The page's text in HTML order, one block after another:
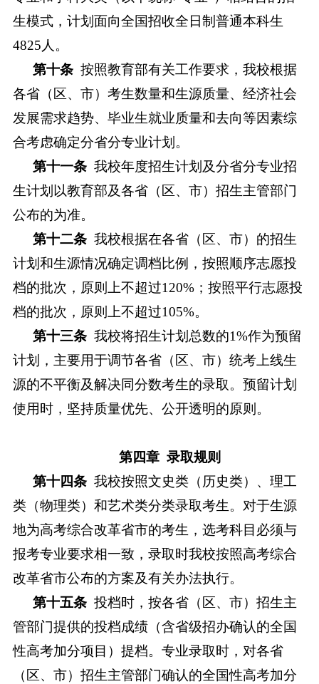
生模式，计划面向全国招收全日制普通本科生
4825人。
第十条 按照教育部有关工作要求，我校根据
各省（区、市）考生数量和生源质量、经济社会
发展需求趋势、毕业生就业质量和去向等因素综
合考虑确定分省分专业计划。
第十一条 我校年度招生计划及分省分专业招
生计划以教育部及各省（区、市）招生主管部门
公布的为准。
第十二条 我校根据在各省（区、市）的招生
计划和生源情况确定调档比例，按照顺序志愿投
档的批次，原则上不超过120%；按照平行志愿投
档的批次，原则上不超过105%。
第十三条 我校将招生计划总数的1%作为预留
计划，主要用于调节各省（区、市）统考上线生
源的不平衡及解决同分数考生的录取。预留计划
使用时，坚持质量优先、公开透明的原则。
第四章录取规则
第十四条 我校按照文史类（历史类） 、理工
类（物理类） 和艺术类分类录取考生。对于生源
地为高考综合改革省市的考生，选考科目必须与
报考专业要求相一致，录取时我校按照高考综合
改革省市公布的方案及有关办法执行。
第十五条 投档时，按各省（区、市）招生主
管部门提供的投档成绩（含省级招办确认的全国
性高考加分项目）提档。专业录取时，对各省
（区、市）招生主管部门确认的全国性高考加分